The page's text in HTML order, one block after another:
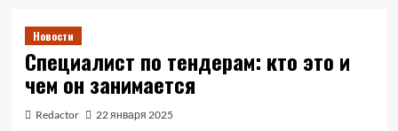
Новости
Специалист по тендерам: кто это и
чем он занимается
Redactor 22 января 2025